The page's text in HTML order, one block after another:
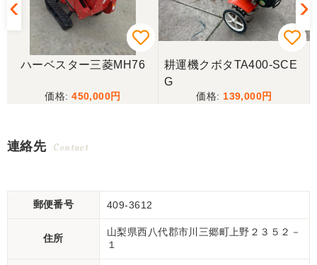
ハーベスター三菱MH76
450,000
耕運機クボタTA400-SCE
G
139,000
連絡先 Contact
郵便番号 409-3612
住所
山梨県西八代郡市川三郷町上野２３５２－
１